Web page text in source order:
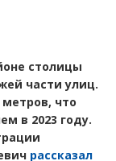
столицы
части улиц.
что
в 2023 году.
рассказал